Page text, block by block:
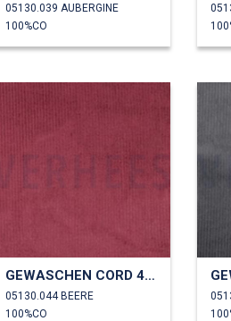
05130.039 AUBERGINE
100%CO
GEWASCHEN CORD 4.5W
05130.044 BEERE
100%CO